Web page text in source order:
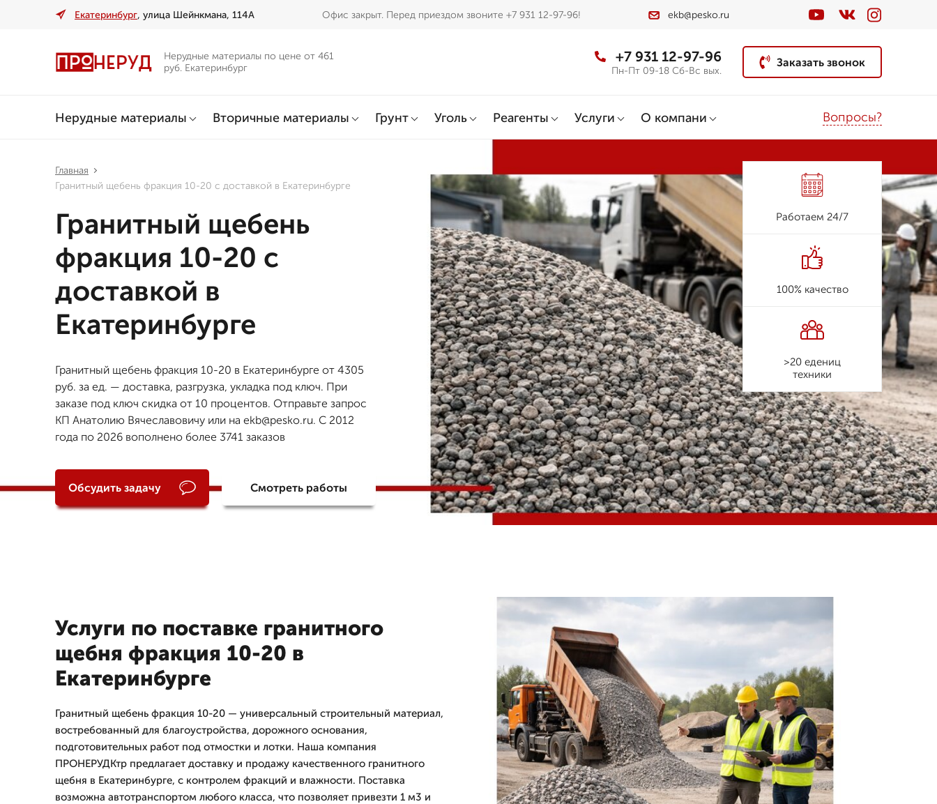
Екатеринбург, улица Шейнкмана, 114А Офис закрыт. Перед приездом звоните +7 931 12-97-96! ekb@pesko.ru
Нерудные материалы по цене от 461
руб. Екатеринбург
+7 931 12-97-96
Пн-Пт 09-18 Сб-Вс вых.
Заказать звонок
Нерудные материалы Вторичные материалы Грунт Уголь Реагенты Услуги О компани Вопросы?
Главная
Гранитный щебень фракция 10-20 с доставкой в Екатеринбурге
Гранитный щебень
фракция 10-20 с
доставкой в
Екатеринбурге
Гранитный щебень фракция 10-20 в Екатеринбурге от 4305
руб. за ед. — доставка, разгрузка, укладка под ключ. При
заказе под ключ скидка от 10 процентов. Отправьте запрос
КП Анатолию Вячеславовичу или на ekb@pesko.ru. С 2012
года по 2026 вополнено более 3741 заказов
Обсудить задачу Смотреть работы
Работаем 24/7
100% качество
>20 едениц
техники
Услуги по поставке гранитного
щебня фракция 10-20 в
Екатеринбурге
Гранитный щебень фракция 10-20 — универсальный строительный материал,
востребованный для благоустройства, дорожного основания,
подготовительных работ под отмостки и лотки. Наша компания
ПРОНЕРУДКтр предлагает доставку и продажу качественного гранитного
щебня в Екатеринбурге, с контролем фракций и влажности. Поставка
возможна автотранспортом любого класса, что позволяет привезти 1 м3 и